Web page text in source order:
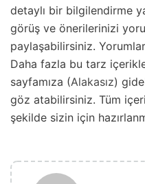
detaylı bir bilgilendirme
görüş ve önerilerinizi
paylaşabilirsiniz.
Daha fazla bu tarz
sayfamıza (Alakasız)
göz atabilirsiniz. Tüm
şekilde sizin için